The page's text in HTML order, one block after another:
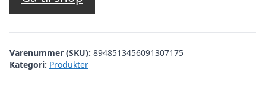
Varenummer (SKU): 8948513456091307175
Kategori: Produkter